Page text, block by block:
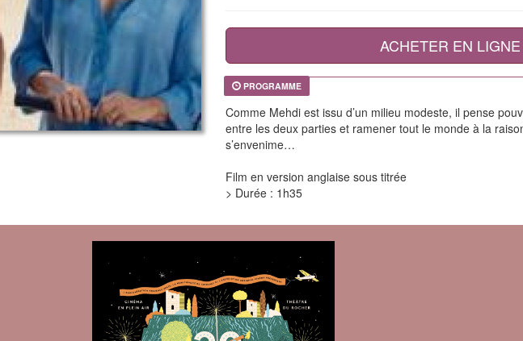
ACHETER EN LIGNE
PROGRAMME
Comme Mehdi est issu d’un milieu modeste, il pense
entre les deux parties et ramener tout le monde à la
s’envenime…
Film en version anglaise sous titrée
> Durée : 1h35